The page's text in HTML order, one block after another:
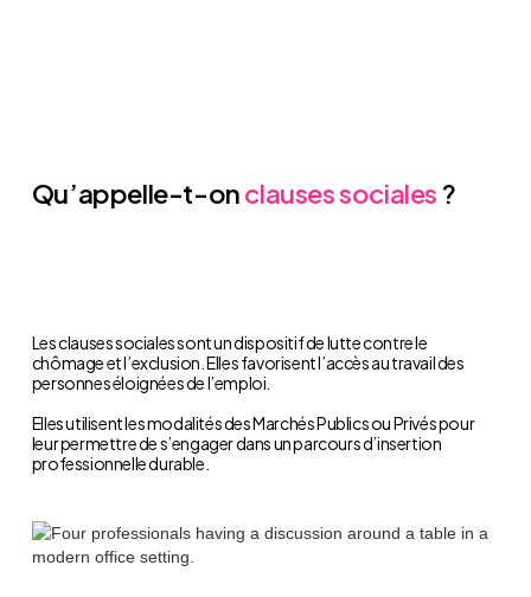
Qu’appelle-t-onclauses sociales?
Les clauses sociales sont un dispositif de lutte contre le
chômage et l’exclusion. Elles favorisent l’accès au travail des
personnes éloignées de l’emploi.
Elles utilisent les modalités des Marchés Publics ou Privés pour
leur permettre de s’engager dans un parcours d’insertion
professionnelle durable.